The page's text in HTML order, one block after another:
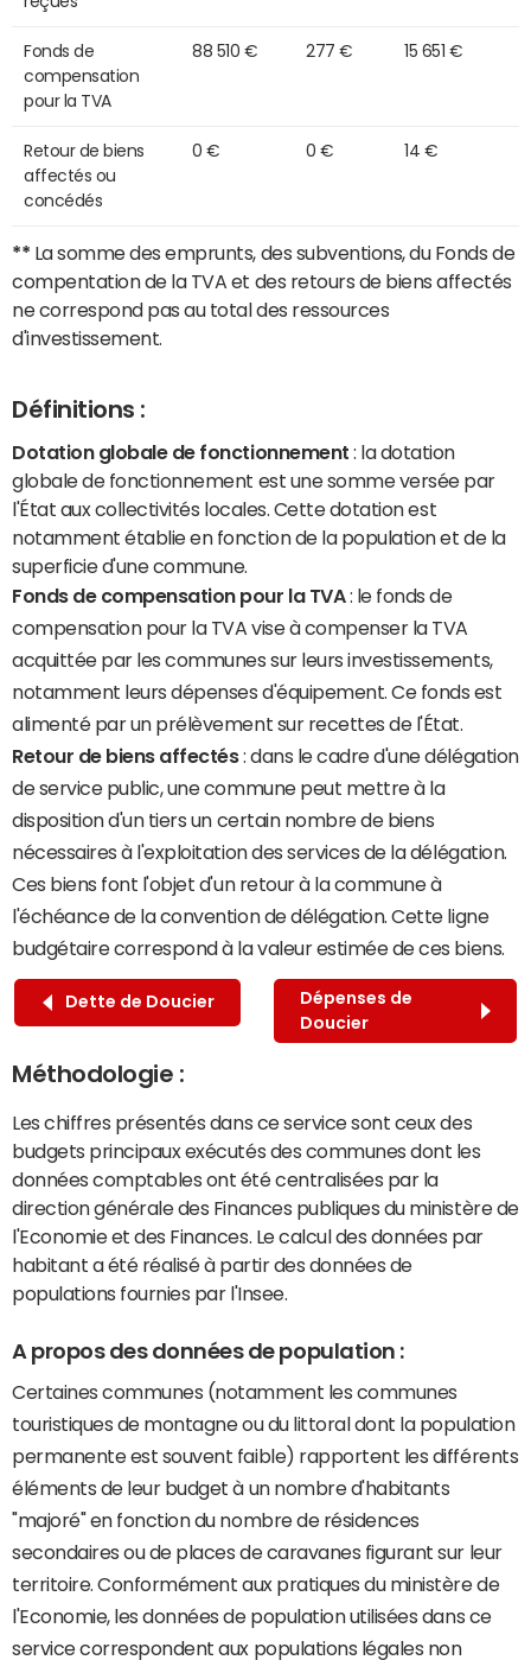
Fonds de
compensation
pour la TVA
88 510 € 277 € 15 651 €
Retour de biens
affectés ou
concédés
0 € 0 € 14 €
** La somme des emprunts, des subventions, du Fonds de
compentation de la TVA et des retours de biens affectés
ne correspond pas au total des ressources
d'investissement.
Définitions :
Dotation globale de fonctionnement : la dotation
globale de fonctionnement est une somme versée par
l'État aux collectivités locales. Cette dotation est
notamment établie en fonction de la population et de la
superficie d'une commune.
Fonds de compensation pour la TVA: le fonds de
compensation pour la TVA vise à compenser la TVA
acquittée par les communes sur leurs investissements,
notamment leurs dépenses d'équipement. Ce fonds est
alimenté par un prélèvement sur recettes de l'État.
Retour de biens affectés: dans le cadre d'une délégation
de service public, une commune peut mettre à la
disposition d'un tiers un certain nombre de biens
nécessaires à l'exploitation des services de la délégation.
Ces biens font l'objet d'un retour à la commune à
l'échéance de la convention de délégation. Cette ligne
budgétaire correspond à la valeur estimée de ces biens.
Dette de Doucier
Dépenses de
Doucier
Méthodologie :
Les chiffres présentés dans ce service sont ceux des
budgets principaux exécutés des communes dont les
données comptables ont été centralisées par la
direction générale des Finances publiques du ministère de
l'Economie et des Finances. Le calcul des données par
habitant a été réalisé à partir des données de
populations fournies par l'Insee.
A propos des données de population :
Certaines communes (notamment les communes
touristiques de montagne ou du littoral dont la population
permanente est souvent faible) rapportent les différents
éléments de leur budget à un nombre d'habitants
"majoré" en fonction du nombre de résidences
secondaires ou de places de caravanes figurant sur leur
territoire. Conformément aux pratiques du ministère de
l'Economie, les données de population utilisées dans ce
service correspondent aux populations légales non